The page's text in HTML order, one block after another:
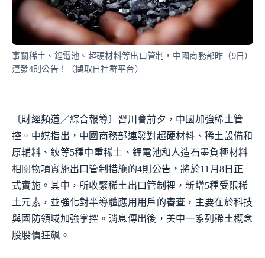
事關稀土、鋰電池、超硬材料等出口管制，中國商務部昨（9日）
連發4則公告！（擷取自社群平台）
〔財經頻道／綜合報導〕習川會前夕，中國加強稀土管
控。中媒指出，中國商務部連發對超硬材料、稀土設備和
原輔料、鈥等5種中重稀土、鋰電池和人造石墨負極材料
相關物項實施出口管制措施的4則公告，將於11月8日正
式實施。其中，所收緊稀土出口管制裡，新增5種受限稀
土元素，並強化對半導體應用用戶的審查，主要在於科技
與國防領域加強掌控。消息傳出後，美中一系列稀土概念
股股價狂飆。